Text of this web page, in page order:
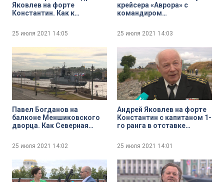
Яковлев на форте
Константин. Как к
готовится Кронштадт
25 июля 2021 14:05
крейсера «Аврора» с
командиром
25 июля 2021 14:03
Павел Богданов на
балконе Меншиковского
дворца. Как Северная
Главному Военно-
морскому параду
25 июля 2021 14:02
Андрей Яковлев на форте
Константин с капитаном 1-
го ранга в отставке
Стрельцовым
25 июля 2021 14:01